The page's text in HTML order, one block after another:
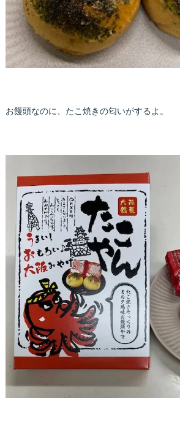
お饅頭なのに、たこ焼きの匂いがするよ。